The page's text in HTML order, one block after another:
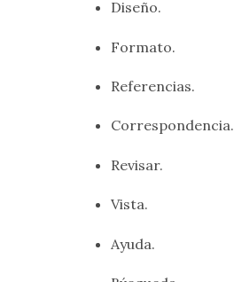
Diseño.
Formato.
Referencias.
Correspondencia.
Revisar.
Vista.
Ayuda.